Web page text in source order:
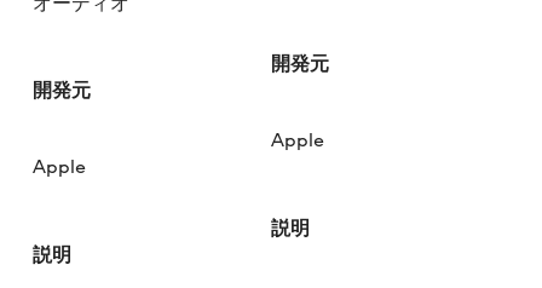
開発元
Apple
説明
開発元
Apple
説明